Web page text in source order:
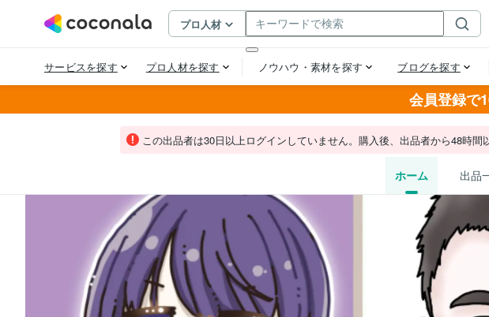
会員登録で
この出品者は30日以上ログインしていません。購入後、出品者から48時
ホーム 出品